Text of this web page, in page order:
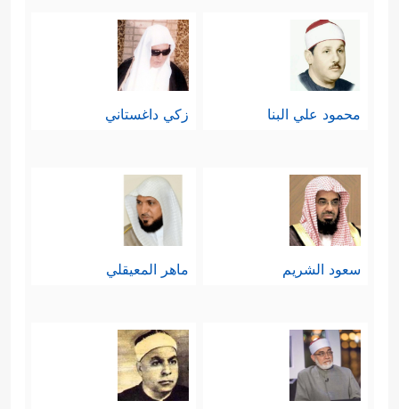
محمود علي البنا زكي داغستاني
سعود الشريم ماهر المعيقلي